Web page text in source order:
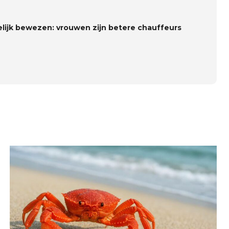
bewezen: vrouwen zijn betere chauffeurs